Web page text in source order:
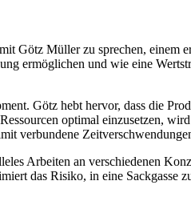
Götz Müller zu sprechen, einem
ermöglichen und wie eine
Götz hebt hervor, dass die
optimal einzusetzen,
verbundene
Arbeiten an verschiedenen
das Risiko, in eine Sackgasse